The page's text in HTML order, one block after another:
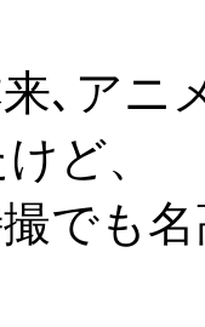
メの
ど、
高い